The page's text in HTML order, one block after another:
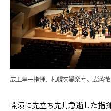
広上淳一指揮、札幌交響楽団。武満
開演に先立ち先月急逝した指